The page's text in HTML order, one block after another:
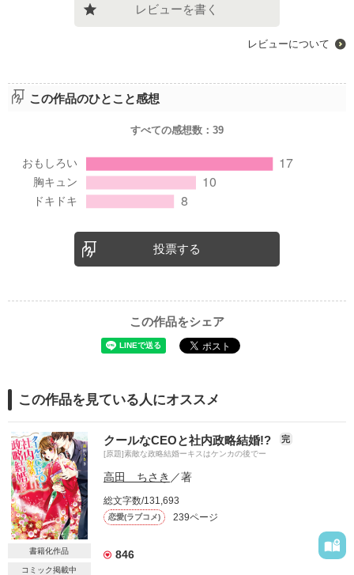
レビューを書く
レビューについて
この作品のひとこと感想
すべての感想数： 39
投票する
この作品をシェア
この作品を見ている人にオススメ
書籍化作品
コミック掲載中
クールなCEOと社内政略結婚!? 完
[原題]素敵な政略結婚ーキスはケンカの後でー
高田 ちさき ／著
総文字数/131,693
恋愛(ラブコメ) 239ページ
846